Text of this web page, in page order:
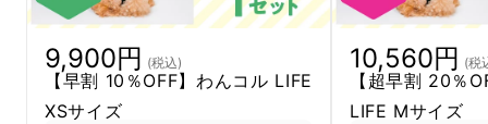
9,900円 (税込)
【早割 10％OFF】わんコル LIFE
XSサイズ
10,560円 (税
【超早割 20％
LIFE Mサイズ